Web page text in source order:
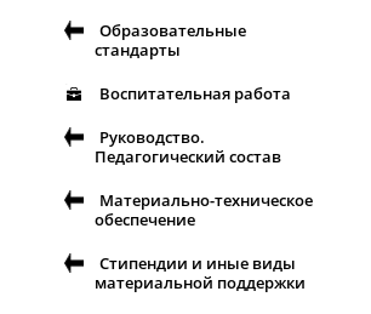
Образовательные
стандарты
Воспитательная работа
Руководство.
Педагогический состав
Материально-техническое
обеспечение
Стипендии и иные виды
материальной поддержки